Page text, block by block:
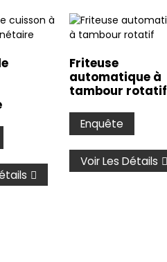
Friteuse
automatique à
tambour rotatif
Enquête
Voir Les Détails